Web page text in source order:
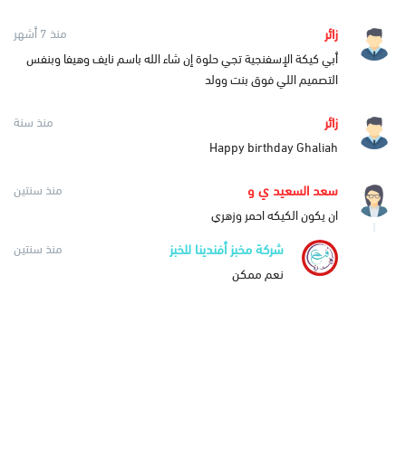
زائر
منذ 7 أشهر
‏أبي كيكة الإسفنجية تجي حلوة إن شاء الله باسم نايف وهيفا وبنفس
التصميم اللي فوق بنت وولد
زائر
منذ سنة
Happy birthday Ghaliah
سعد السعيد ي و
منذ سنتين
ان يكون الكيكه احمر وزهري
شركة مخبز أفندينا للخبز
منذ سنتين
نعم ممكن